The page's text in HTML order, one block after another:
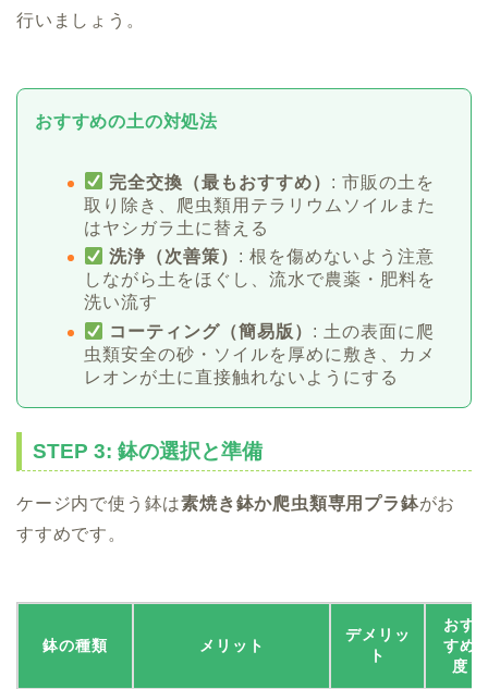
行いましょう。
おすすめの土の対処法
完全交換（最もおすすめ） : 市販の土を
取り除き、爬虫類用テラリウムソイルまた
はヤシガラ土に替える
洗浄（次善策） : 根を傷めないよう注意
しながら土をほぐし、流水で農薬・肥料を
洗い流す
コーティング（簡易版） : 土の表面に爬
虫類安全の砂・ソイルを厚めに敷き、カメ
レオンが土に直接触れないようにする
STEP 3: 鉢の選択と準備
ケージ内で使う鉢は素焼き鉢か爬虫類専用プラ鉢がお
すすめです。
鉢の種類 メリット
デメリッ
ト
おす
すめ
度